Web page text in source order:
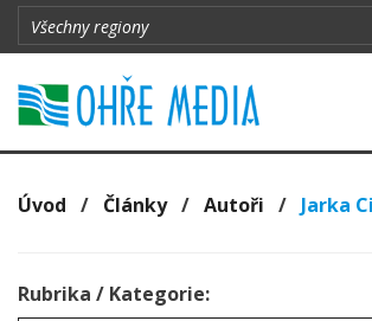
Úvod / Články/ Autoři / Jarka
Rubrika / Kategorie: